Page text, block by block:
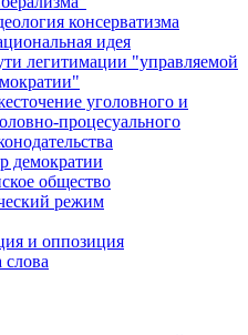
консерватизма
идея
легитимации "управляемой
уголовного и
процесуального
демократии
общество
режим
и оппозиция
слова